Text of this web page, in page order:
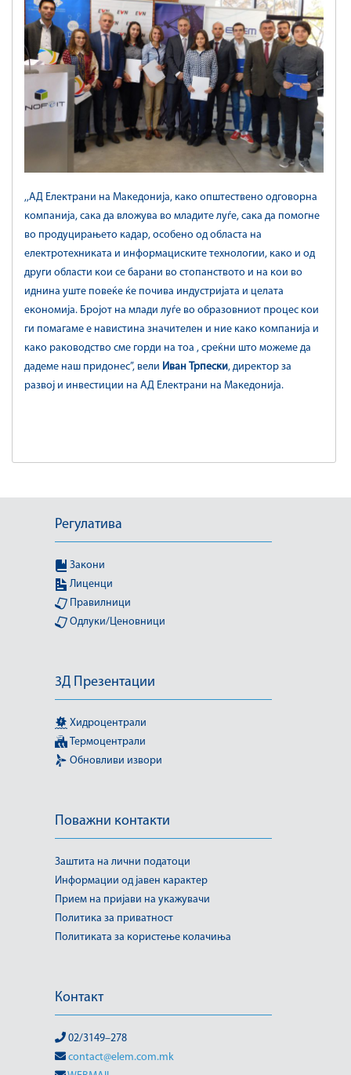
,,АД Електрани на Македонија, како општествено одговорна
компанија, сака да вложува во младите луѓе, сака да помогне
во продуцирањето кадар, особено од областа на
електротехниката и информациските технологии, како и од
други области кои се барани во стопанството и на кои во
иднина уште повеќе ќе почива индустријата и целата
економија. Бројот на млади луѓе во образовниот процес кои
ги помагаме е навистина значителен и ние како компанија и
како раководство сме горди на тоа , среќни што можеме да
дадеме наш придонес”, вели Иван Трпески, директор за
развој и инвестиции на АД Електрани на Македонија.
Регулатива
Закони
Лиценци
Правилници
Одлуки/Ценовници
3Д Презентации
Хидроцентрали
Термоцентрали
Обновливи извори
Поважни контакти
Заштита на лични податоци
Информации од јавен карактер
Прием на пријави на укажувачи
Политика за приватност
Политиката за користење колачиња
Контакт
02/3149–278
contact@elem.com.mk